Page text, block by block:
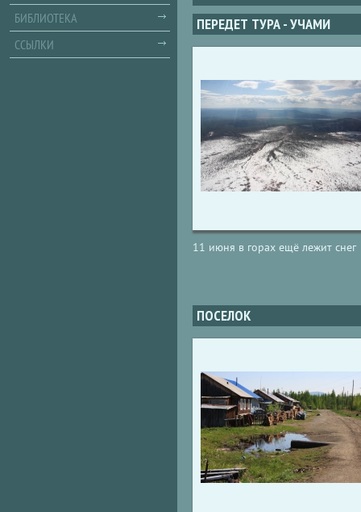
ПЕРЕДЕТ ТУРА - УЧАМИ
11 июня в горах ещё лежит снег
ПОСЕЛОК
БИБЛИОТЕКА
ССЫЛКИ